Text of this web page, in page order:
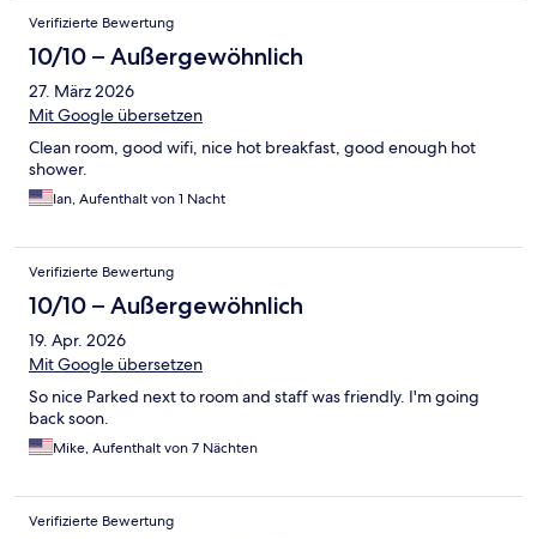
Verifizierte Bewertung
10/10 – Außergewöhnlich
27. März 2026
Mit Google übersetzen
Clean room, good wifi, nice hot breakfast, good enough hot
shower.
Ian, Aufenthalt von 1 Nacht
Verifizierte Bewertung
10/10 – Außergewöhnlich
19. Apr. 2026
Mit Google übersetzen
So nice Parked next to room and staff was friendly. I'm going
back soon.
Mike, Aufenthalt von 7 Nächten
Verifizierte Bewertung